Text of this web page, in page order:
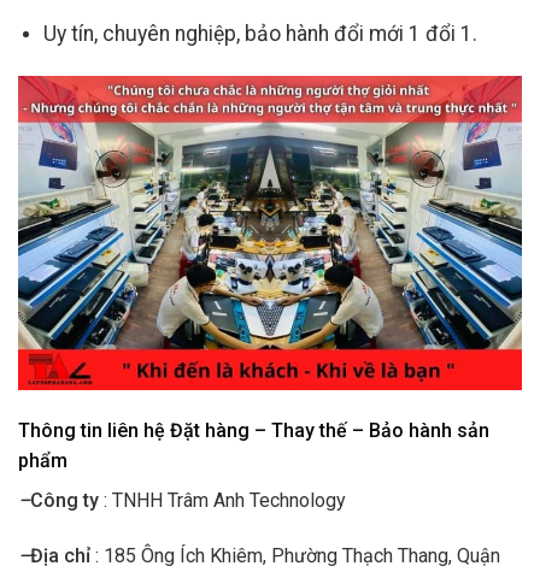
Uy tín, chuyên nghiệp, bảo hành đổi mới 1 đổi 1.
Thông tin liên hệ Đặt hàng – Thay thế – Bảo hành sản
phẩm
–Công ty : TNHH Trâm Anh Technology
–Địa chỉ : 185 Ông Ích Khiêm, Phường Thạch Thang, Quận